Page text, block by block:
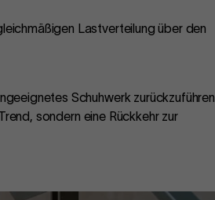
Lastverteilung über den
Schuhwerk zurückzuführen
sondern eine Rückkehr zur